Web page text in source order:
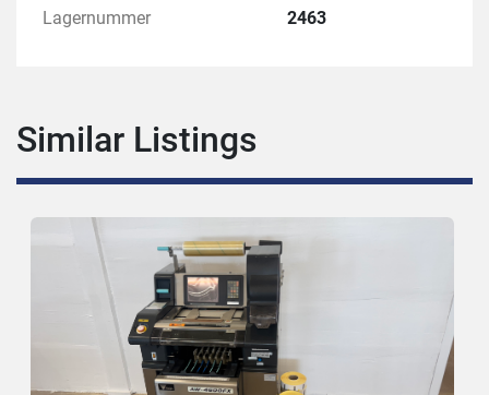
Lagernummer 2463
Similar Listings